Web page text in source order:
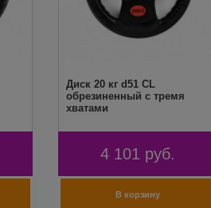
Диск 20 кг d51 CL
обрезиненный с тремя
хватами
4 101 руб.